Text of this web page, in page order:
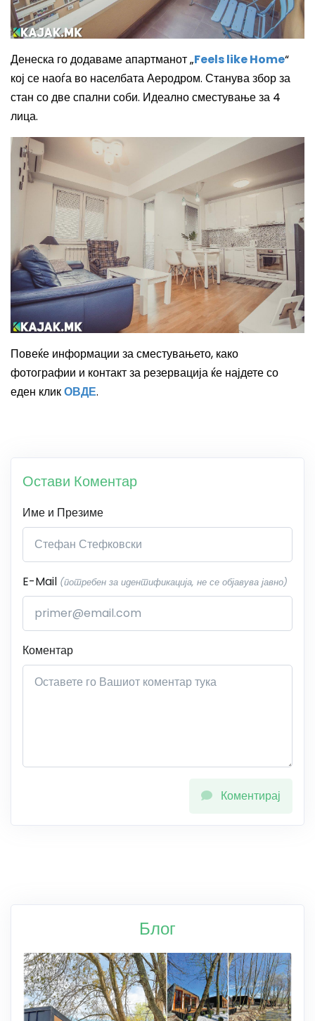
Денеска го додаваме апартманот „Feels like Home“
кој се наоѓа во населбата Аеродром. Станува збор за
стан со две спални соби. Идеално сместување за 4
лица.
Повеќе информации за сместувањето, како
фотографии и контакт за резервација ќе најдете со
еден кликОВДЕ.
Остави Коментар
Име и Презиме
E-Mail (потребен за идентификација, не се објавува јавно)
Коментар
Коментирај
Блог